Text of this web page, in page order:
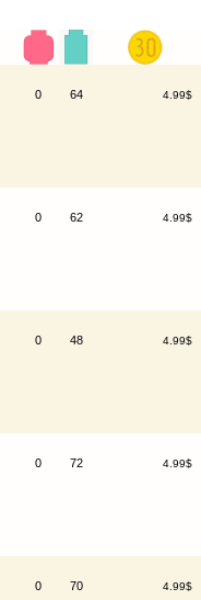
0 64 4.99$
0 62 4.99$
0 48 4.99$
0 72 4.99$
0 70 4.99$